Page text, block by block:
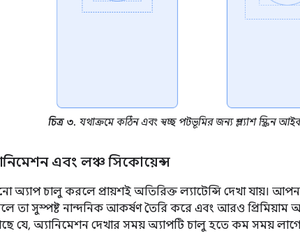
চিত্র ৩. যথাক্রমে কঠিন এবং স্বচ্ছ পটভূমির জন্য স্প্ল্যাশ স্ক্রিন
এবং লঞ্চ সিকোয়েন্স
অ্যাপ চালু করলে প্রায়শই অতিরিক্ত ল্যাটেন্সি দেখা যায়।
সুস্পষ্ট নান্দনিক আকর্ষণ তৈরি করে এবং আরও প্রিমিয়াম
যে, অ্যানিমেশন দেখার সময় অ্যাপটি চালু হতে কম সময়